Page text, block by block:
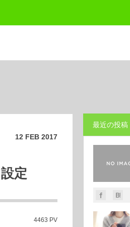
12 FEB 2017
定
4463 PV
最近の投稿